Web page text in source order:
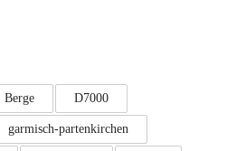
Berge D7000
garmisch-partenkirchen